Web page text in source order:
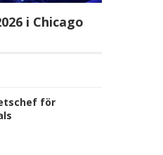
i Chicago
för